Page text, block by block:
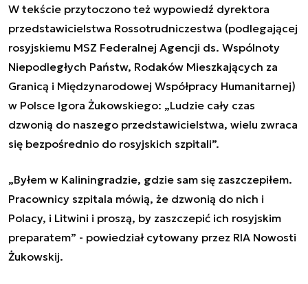
W tekście przytoczono też wypowiedź dyrektora
przedstawicielstwa Rossotrudniczestwa (podlegającej
rosyjskiemu MSZ Federalnej Agencji ds. Wspólnoty
Niepodległych Państw, Rodaków Mieszkających za
Granicą i Międzynarodowej Współpracy Humanitarnej)
w Polsce Igora Żukowskiego: „Ludzie cały czas
dzwonią do naszego przedstawicielstwa, wielu zwraca
się bezpośrednio do rosyjskich szpitali”.
„Byłem w Kaliningradzie, gdzie sam się zaszczepiłem.
Pracownicy szpitala mówią, że dzwonią do nich i
Polacy, i Litwini i proszą, by zaszczepić ich rosyjskim
preparatem” - powiedział cytowany przez RIA Nowosti
Żukowskij.